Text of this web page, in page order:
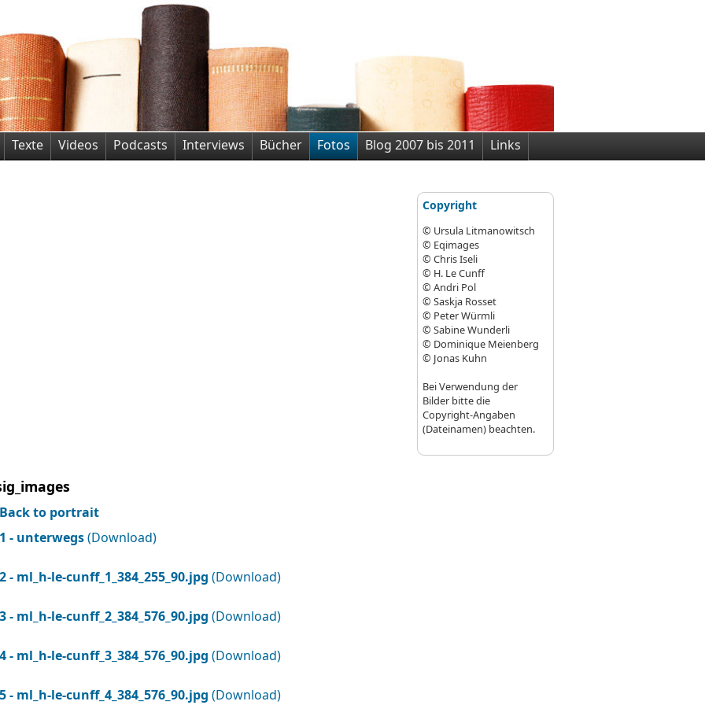
Texte Videos Podcasts Interviews Bücher Fotos Blog 2007 bis 2011 Links
Copyright
© Ursula Litmanowitsch
© Eqimages
© Chris Iseli
© H. Le Cunff
© Andri Pol
© Saskja Rosset
© Peter Würmli
© Sabine Wunderli
© Dominique Meienberg
© Jonas Kuhn
Bei Verwendung der
Bilder bitte die
Copyright-Angaben
(Dateinamen) beachten.
Back to portrait
1 - unterwegs(Download)
2 - ml_h-le-cunff_1_384_255_90.jpg (Download)
3 - ml_h-le-cunff_2_384_576_90.jpg (Download)
4 - ml_h-le-cunff_3_384_576_90.jpg (Download)
5 - ml_h-le-cunff_4_384_576_90.jpg (Download)